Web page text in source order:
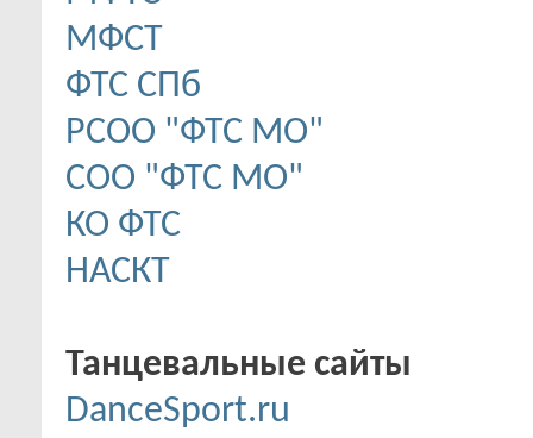
МФСТ
ФТС СПб
РСОО "ФТС МО"
СОО "ФТС МО"
КО ФТС
НАСКТ
Танцевальные сайты
DanceSport.ru